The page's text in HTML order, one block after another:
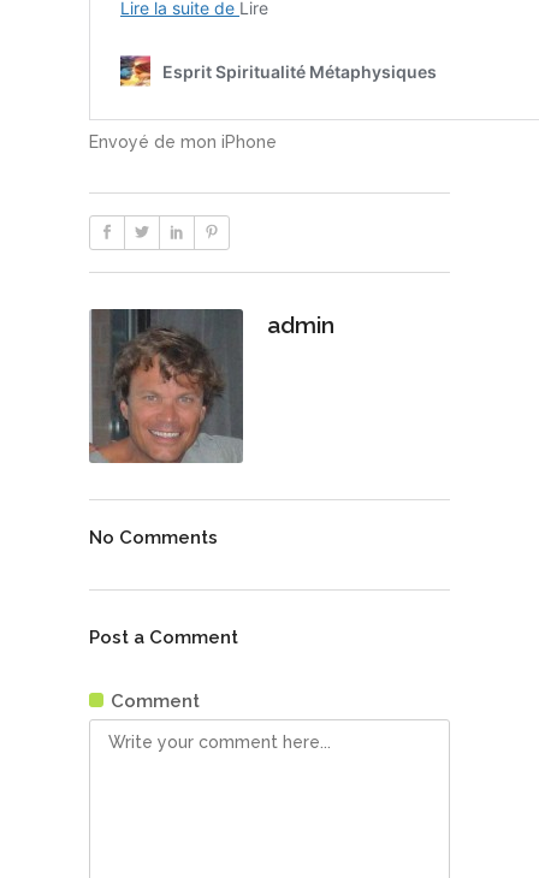
Envoyé de mon iPhone
admin
No Comments
Post a Comment
Comment